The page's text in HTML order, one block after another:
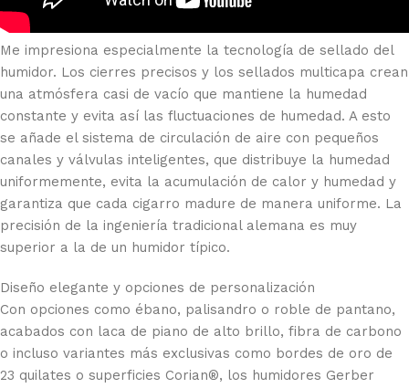
Me impresiona especialmente la tecnología de sellado del
humidor. Los cierres precisos y los sellados multicapa crean
una atmósfera casi de vacío que mantiene la humedad
constante y evita así las fluctuaciones de humedad. A esto
se añade el sistema de circulación de aire con pequeños
canales y válvulas inteligentes, que distribuye la humedad
uniformemente, evita la acumulación de calor y humedad y
garantiza que cada cigarro madure de manera uniforme. La
precisión de la ingeniería tradicional alemana es muy
superior a la de un humidor típico.
Diseño elegante y opciones de personalización
Con opciones como ébano, palisandro o roble de pantano,
acabados con laca de piano de alto brillo, fibra de carbono
o incluso variantes más exclusivas como bordes de oro de
23 quilates o superficies Corian®, los humidores Gerber